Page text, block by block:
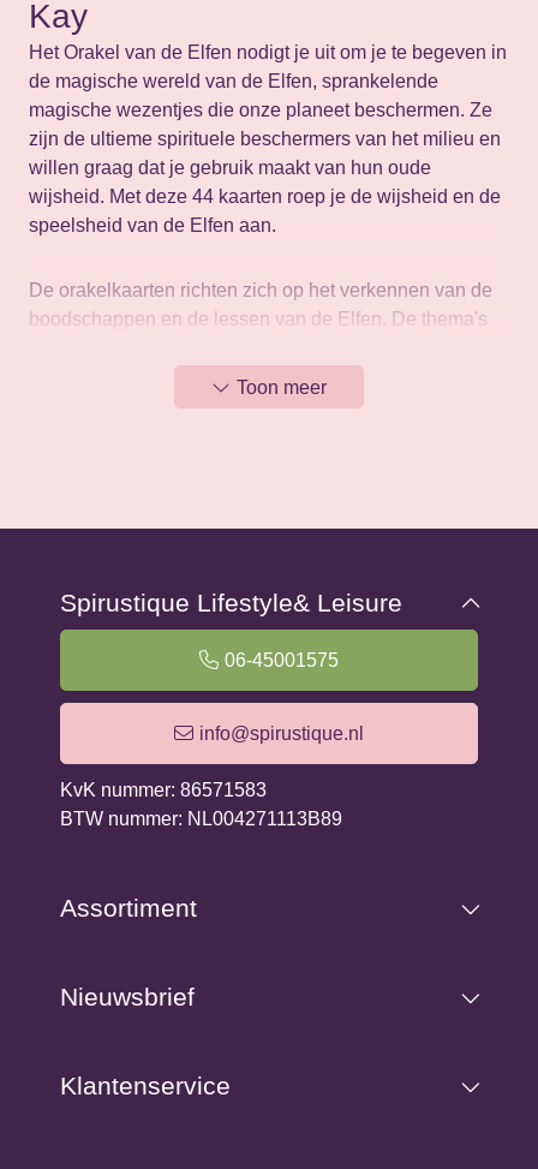
Kay
Het Orakel van de Elfen nodigt je uit om je te begeven in
de magische wereld van de Elfen, sprankelende
magische wezentjes die onze planeet beschermen. Ze
zijn de ultieme spirituele beschermers van het milieu en
willen graag dat je gebruik maakt van hun oude
wijsheid. Met deze 44 kaarten roep je de wijsheid en de
speelsheid van de Elfen aan.
De orakelkaarten richten zich op het verkennen van de
boodschappen en de lessen van de Elfen. De thema's
persoonlijke groei en energetische ontdekkingen. In de
bijgesloten handleiding vind je gedetailleerde
gerespecteerde auteur en expert op het gebied van
met deze magische wezens weerspiegelt zich in de
liefdevolle details en boodschappen van de Kaarten.
Toon meer
Spirustique Lifestyle& Leisure
06-45001575
info@spirustique.nl
KvK nummer: 86571583
BTW nummer: NL004271113B89
Assortiment
Nieuwsbrief
Klantenservice